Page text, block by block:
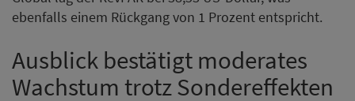
ebenfalls einem Rückgang von 1 Prozent entspricht.
Ausblick bestätigt moderates
Wachstum trotz Sondereffekten